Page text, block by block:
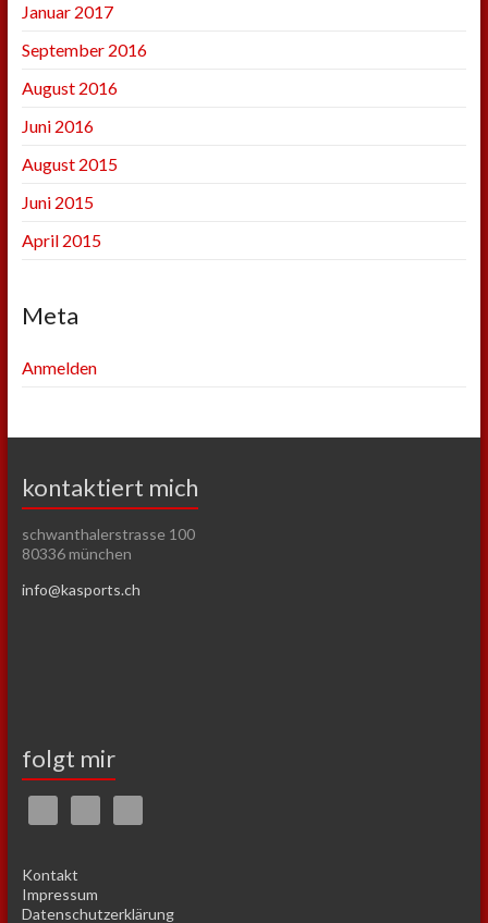
Januar 2017
September 2016
August 2016
Juni 2016
August 2015
Juni 2015
April 2015
Meta
Anmelden
kontaktiert mich
schwanthalerstrasse 100
80336 münchen
info@kasports.ch
folgt mir
Kontakt
Impressum
Datenschutzerklärung